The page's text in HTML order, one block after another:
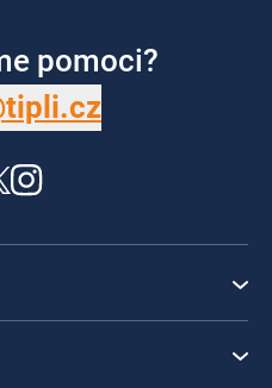
pomoci?